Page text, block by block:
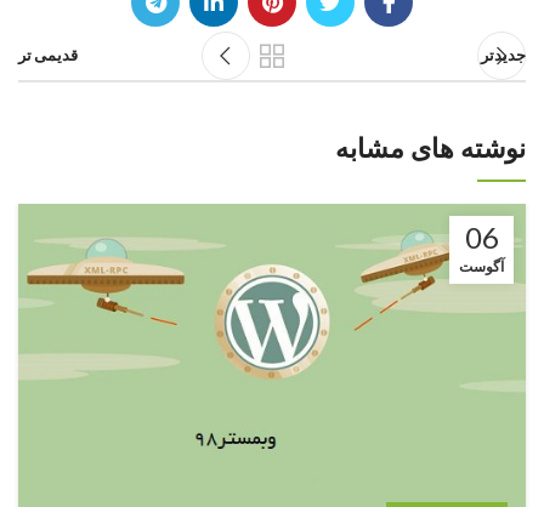
جدیدتر قدیمی تر
نوشته های مشابه
06
آگوست